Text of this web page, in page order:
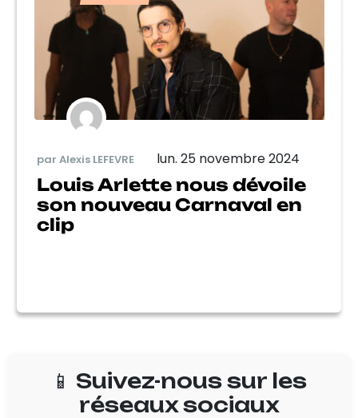
par Alexis LEFEVRE lun. 25 novembre 2024
Louis Arlette nous dévoile
son nouveau Carnaval en
clip
📱 Suivez-nous sur les
réseaux sociaux